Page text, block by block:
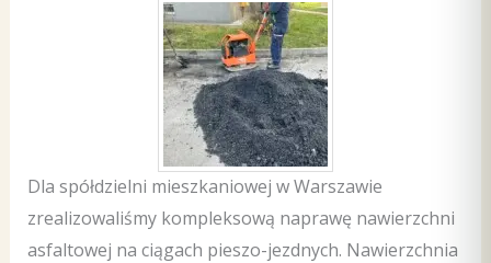
Dla spółdzielni mieszkaniowej w Warszawie
zrealizowaliśmy kompleksową naprawę nawierzchni
asfaltowej na ciągach pieszo-jezdnych. Nawierzchnia